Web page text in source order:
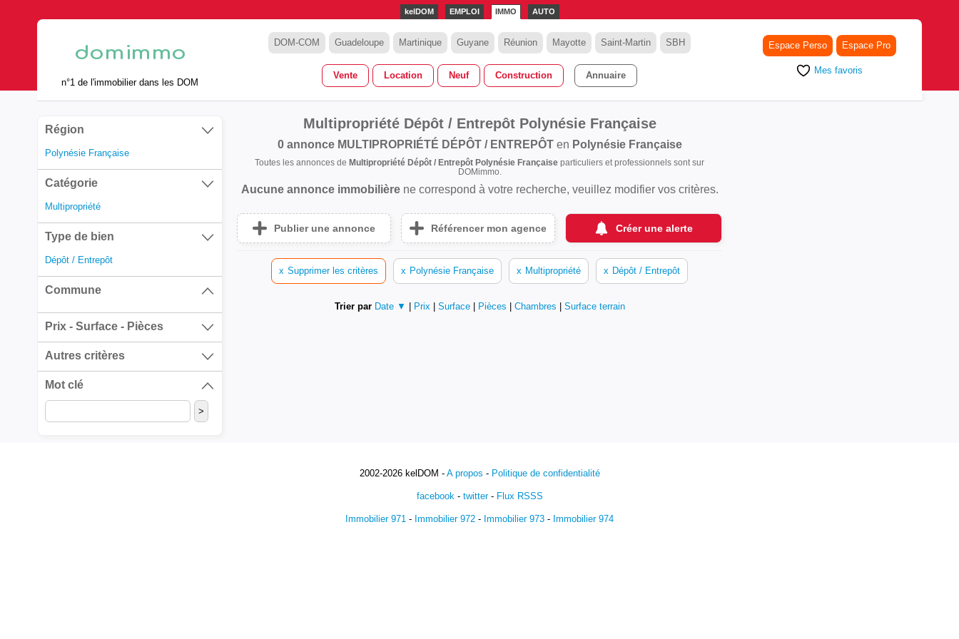
kelDOM EMPLOI IMMO AUTO
n°1 de l'immobilier dans les DOM
DOM-COM Guadeloupe Martinique Guyane Réunion Mayotte Saint-Martin SBH
Vente Location Neuf Construction Annuaire
Espace Perso Espace Pro
Mes favoris
Région
Polynésie Française
Catégorie
Multipropriété
Type de bien
Dépôt / Entrepôt
Commune
Prix - Surface - Pièces
Autres critères
Mot clé
Multipropriété Dépôt / Entrepôt Polynésie Française
0 annonce MULTIPROPRIÉTÉ DÉPÔT / ENTREPÔTen Polynésie Française
Toutes les annonces de Multipropriété Dépôt / Entrepôt Polynésie Française particuliers et professionnels sont sur
DOMimmo.
Aucune annonce immobilièrene correspond à votre recherche, veuillez modifier vos critères.
Publier une annonce Référencer mon agence Créer une alerte
x Supprimer les critères x Polynésie Française x Multipropriété x Dépôt / Entrepôt
Trier par Date ▼ Prix Surface Pièces Chambres Surface terrain
2002-2026 kelDOM - A propos - Politique de confidentialité
facebook- twitter- Flux RSSS
Immobilier 971 - Immobilier 972 - Immobilier 973 - Immobilier 974